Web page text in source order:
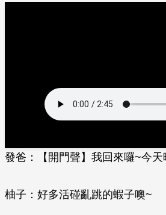
發爸：【開門聲】我回來囉~今天
柚子：好多活碰亂跳的蝦子噢~